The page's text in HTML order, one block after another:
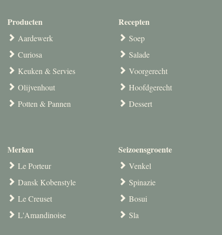
Producten
Aardewerk
Curiosa
Keuken & Servies
Olijvenhout
Potten & Pannen
Merken
Le Porteur
Dansk Kobenstyle
Le Creuset
L'Amandinoise
Recepten
Soep
Salade
Voorgerecht
Hoofdgerecht
Dessert
Seizoensgroente
Venkel
Spinazie
Bosui
Sla